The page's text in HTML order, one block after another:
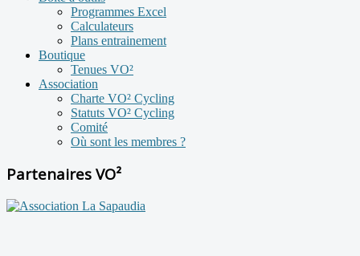
Programmes Excel
Calculateurs
Plans entrainement
Boutique
Tenues VO²
Association
Charte VO² Cycling
Statuts VO² Cycling
Comité
Où sont les membres ?
Partenaires VO²